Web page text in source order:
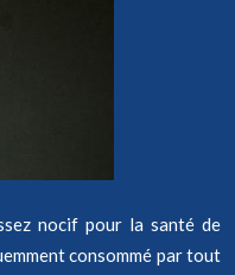
nocif pour la santé de
consommé par tout